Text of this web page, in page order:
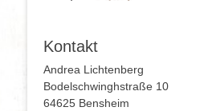
Kontakt
Andrea Lichtenberg
Bodelschwinghstraße 10
64625 Bensheim